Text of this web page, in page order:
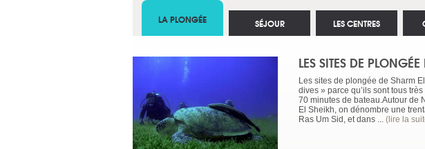
LA PLONGÉE
LES SITES DE
Les sites de plongée de Sharm
dives » parce qu’ils sont tous
70 minutes de bateau.Autour de
El Sheikh, on dénombre une
Ras Um Sid, et dans ... (lire la
SÉJOUR LES CENTRES